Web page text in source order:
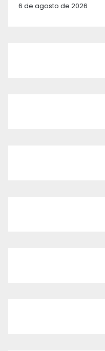
6 de agosto de 2026